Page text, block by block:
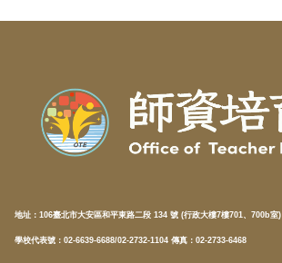
地址： 106臺北市大安區和平東路二段 134 號 (行政大樓7樓701、700b室)
學校代表號：02-6639-6688/02-2732-1104 傳真：02-2733-6468